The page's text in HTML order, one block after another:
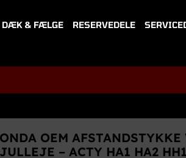
DÆK & FÆLGE RESERVEDELE
OEM
– ACTY HA1 HA2